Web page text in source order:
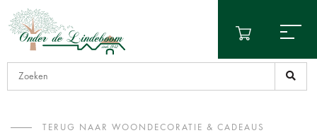
TERUG NAAR WOONDECORATIE & CADEAUS